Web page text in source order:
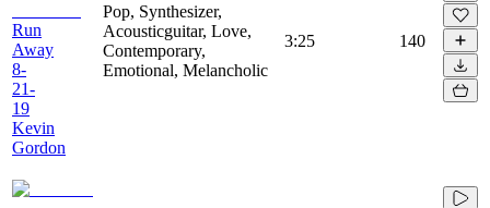
Run
Away
8-
21-
19
Kevin
Gordon
Pop, Synthesizer,
Acousticguitar, Love,
Contemporary,
Emotional, Melancholic
3:25 140